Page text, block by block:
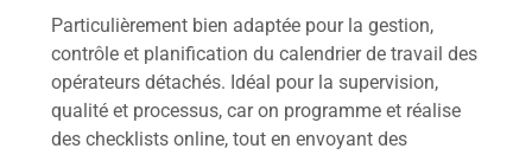
Particulièrement bien adaptée pour la gestion,
contrôle et planification du calendrier de travail des
opérateurs détachés. Idéal pour la supervision,
qualité et processus, car on programme et réalise
des checklists online, tout en envoyant des